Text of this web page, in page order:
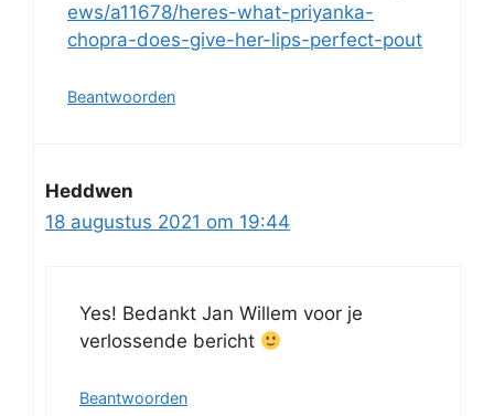
ews/a11678/heres-what-priyanka-
chopra-does-give-her-lips-perfect-pout
Beantwoorden
Heddwen
18 augustus 2021 om 19:44
Yes! Bedankt Jan Willem voor je
verlossende bericht
Beantwoorden